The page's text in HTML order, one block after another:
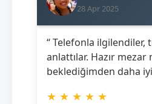
28 Apr 2025
“ Telefonla ilgilendiler,
anlattılar. Hazır mezar
beklediğimden daha
★ ★ ★ ★ ★